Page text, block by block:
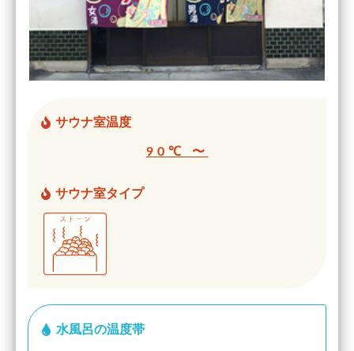
サウナ室温度
90℃ 〜
サウナ室タイプ
水風呂の温度帯